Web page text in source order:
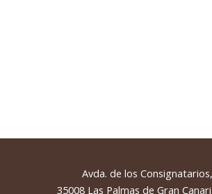
Avda. de los
35008 Las Palmas de Gran